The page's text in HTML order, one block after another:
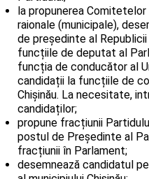
la propunerea
raionale (municipale),
de președinte al
funcțiile de deputat al
funcția de conducător al
candidații la funcțiile de
Chișinău. La necesitate,
candidaților;
propune fracțiunii
postul de Președinte al
fracțiunii în Parlament;
desemnează candidatul